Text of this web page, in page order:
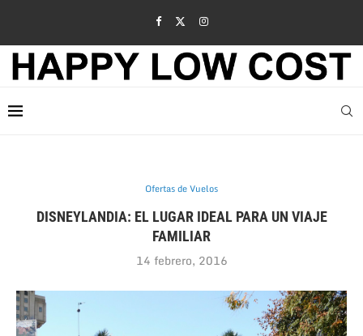
Ofertas de Vuelos
DISNEYLANDIA: EL LUGAR IDEAL PARA UN VIAJE
FAMILIAR
14 febrero, 2016